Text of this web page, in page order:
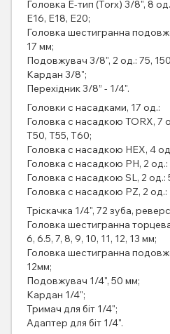
Головка Е-тип (Torx) 3/8", 8
E16, E18, E20;
Головка шестигранна
17 мм;
Подовжувач 3/8", 2 од.: 75,
Кардан 3/8";
Перехідник 3/8” - 1/4".
Головки с насадками, 17 од.:
Головка с насадкою TORX, 7
T50, T55, T60;
Головка с насадкою HEX, 4
Головка с насадкою PH, 2 од.:
Головка с насадкою SL, 2 од.:
Головка с насадкою PZ, 2 од.:
Тріскачка 1/4", 72 зуба,
Головка шестигранна
6, 6.5, 7, 8, 9, 10, 11, 12, 13 мм;
Головка шестигранна
12мм;
Подовжувач 1/4", 50 мм;
Кардан 1/4";
Тримач для біт 1/4";
Адаптер для біт 1/4".